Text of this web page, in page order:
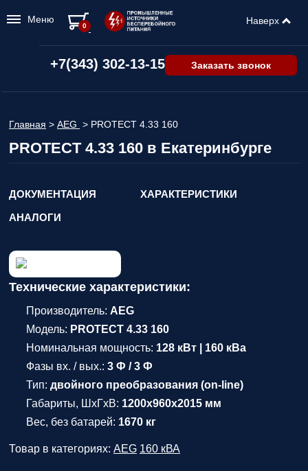
+7(343) 302-13-15 Заказать звонок
Главная > AEG > PROTECT 4.33 160
PROTECT 4.33 160 в Екатеринбурге
ДОКУМЕНТАЦИЯ
ХАРАКТЕРИСТИКИ
АНАЛОГИ
Технические характеристики:
Производитель: AEG
Модель: PROTECT 4.33 160
Номинальная мощность: 128 кВт | 160 кВа
Фазы вх. / вых.: 3 Ф / 3 Ф
Тип: двойного преобразования (on-line)
Габариты, ШхГхВ: 1200х960х2015 мм
Вес, без батарей: 1670 кг
Товар в категориях: AEG 160 кВА
Меню Наверх
0